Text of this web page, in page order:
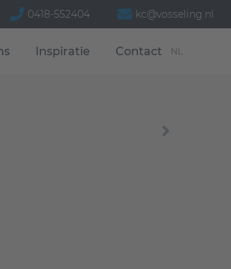
0418-552404 kc@vosseling.nl
Inspiratie Contact NL